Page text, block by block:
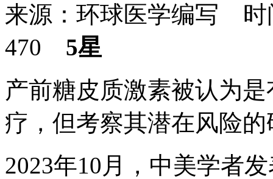
来源：环球医学编写 时
470 5星
产前糖皮质激素被认为
疗，但考察其潜在风险
2023年10月，中美学者